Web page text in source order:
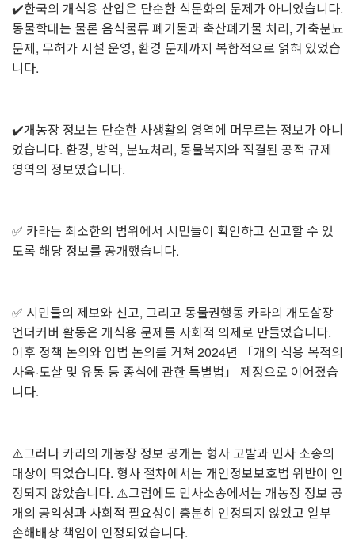
✔️한국의 개식용 산업은 단순한 식문화의 문제가 아니었습니다.
동물학대는 물론 음식물류 폐기물과 축산폐기물 처리, 가축분뇨
문제, 무허가 시설 운영, 환경 문제까지 복합적으로 얽혀 있었습
니다.
✔️개농장 정보는 단순한 사생활의 영역에 머무르는 정보가 아니
었습니다. 환경, 방역, 분뇨처리, 동물복지와 직결된 공적 규제
영역의 정보였습니다.
✅️ 카라는 최소한의 범위에서 시민들이 확인하고 신고할 수 있
도록 해당 정보를 공개했습니다.
✅️ 시민들의 제보와 신고, 그리고 동물권행동 카라의 개도살장
언더커버 활동은 개식용 문제를 사회적 의제로 만들었습니다.
이후 정책 논의와 입법 논의를 거쳐 2024년 「개의 식용 목적의
사육·도살 및 유통 등 종식에 관한 특별법」 제정으로 이어졌습
니다.
⚠️그러나 카라의 개농장 정보 공개는 형사 고발과 민사 소송의
대상이 되었습니다. 형사 절차에서는 개인정보보호법 위반이 인
정되지 않았습니다. ⚠️그럼에도 민사소송에서는 개농장 정보 공
개의 공익성과 사회적 필요성이 충분히 인정되지 않았고 일부
손해배상 책임이 인정되었습니다.